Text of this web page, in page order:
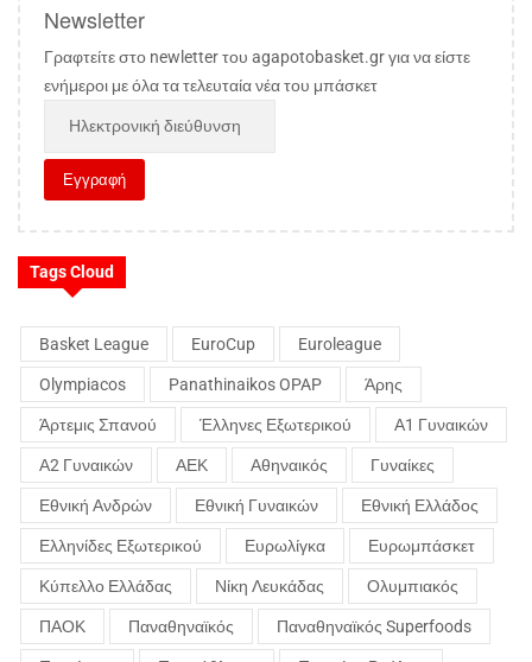
Newsletter
Γραφτείτε στο newletter του agapotobasket.gr για να είστε
ενήμεροι με όλα τα τελευταία νέα του μπάσκετ
Tags Cloud
Basket League EuroCup Euroleague
Olympiacos Panathinaikos OPAP Άρης
Άρτεμις Σπανού Έλληνες Εξωτερικού Α1 Γυναικών
Α2 Γυναικών ΑΕΚ Αθηναικός Γυναίκες
Εθνική Ανδρών Εθνική Γυναικών Εθνική Ελλάδος
Ελληνίδες Εξωτερικού Ευρωλίγκα Ευρωμπάσκετ
Κύπελλο Ελλάδας Νίκη Λευκάδας Ολυμπιακός
ΠΑΟΚ Παναθηναϊκός Παναθηναϊκός Superfoods